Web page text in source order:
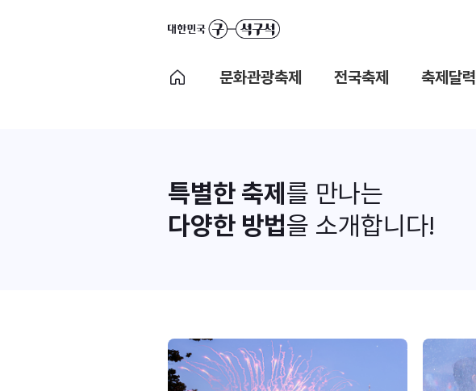
문화관광축제 전국축제 축제달력
특별한 축제 를 만나는
다양한 방법을 소개합니다!